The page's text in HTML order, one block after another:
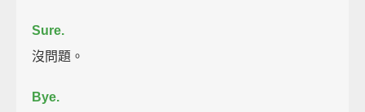
Sure.
沒問題。
Bye.